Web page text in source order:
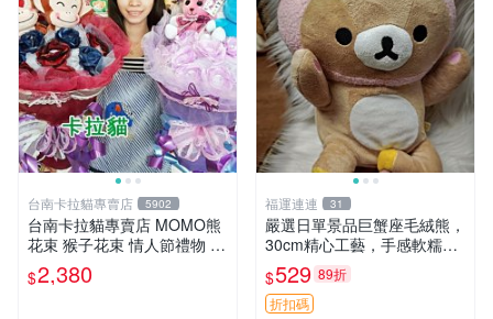
台南卡拉貓專賣店 5902
台南卡拉貓專賣店 MOMO熊
花束 猴子花束 情人節禮物 二
選一 可繡字 可今天寄明天到
$2,380
福運連連 31
嚴選日單景品巨蟹座毛絨熊，
30cm精心工藝，手感軟糯推
薦收藏送人 巨蟹座 毛絨玩具
精緻做工
$529 89折
折扣碼